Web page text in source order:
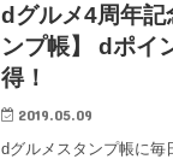
dグルメ4周年記
ンプ帳】 dポイ
得！
2019.05.09
dグルメスタンプ帳に毎